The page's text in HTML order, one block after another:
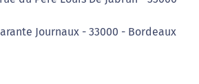
Journaux - 33000 - Bordeaux